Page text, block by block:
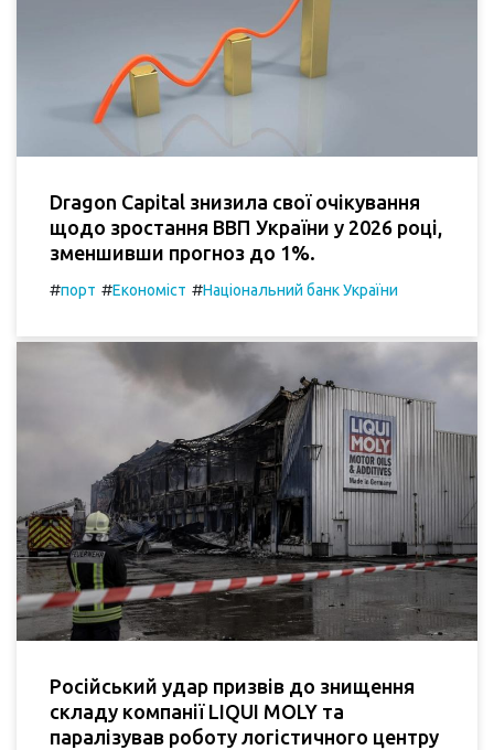
Dragon Capital знизила свої очікування
щодо зростання ВВП України у 2026 році,
зменшивши прогноз до 1%.
#порт #Економіст #Національний банк України
Російський удар призвів до знищення
складу компанії LIQUI MOLY та
паралізував роботу логістичного центру